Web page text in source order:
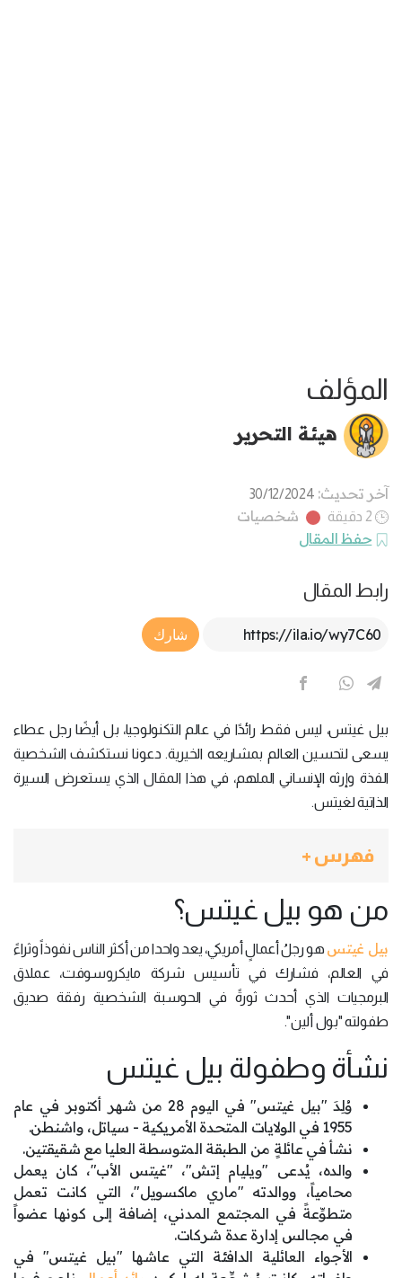
المؤلف
هيئة التحرير
آخر تحديث: 30/12/2024
2 دقيقة
شخصيات
حفظ المقال
رابط المقال
Article Link
شارك
بيل غيتس، ليس فقط رائدًا في عالم التكنولوجيا، بل أيضًا رجل عطاء
يسعى لتحسين العالم بمشاريعه الخيرية. دعونا نستكشف الشخصية
الفذة وإرثه الإنساني الملهم، في هذا المقال الذي يستعرض السيرة
الذاتية لغيتس.
فهرس +
من هو بيل غيتس؟
بيل غيتس هو رجلُ أعمالٍ أمريكي، يعد واحدا من أكثر الناس نفوذاً وثراءً
في العالم، فشارك في تأسيس شركة مايكروسوفت، عملاق
البرمجيات الذي أحدث ثورةً في الحوسبة الشخصية رفقة صديق
طفولته "بول ألين".
نشأة وطفولة بيل غيتس
وُلِدَ "بيل غيتس" في اليوم 28 من شهر أكتوبر في عام
1955 في الولايات المتحدة الأمريكية - سياتل، واشنطن.
نشأ في عائلةٍ من الطبقة المتوسطة العليا مع شقيقتين.
والده، يُدعى "ويليام إتش"، "غيتس الأب"، كان يعمل
محامياً، ووالدته "ماري ماكسويل"، التي كانت تعمل
متطوِّعةً في المجتمع المدني، إضافة إلى كونها عضواً
في مجالس إدارة عدة شركات.
الأجواء العائلية الدافئة التي عاشها "بيل غيتس" في